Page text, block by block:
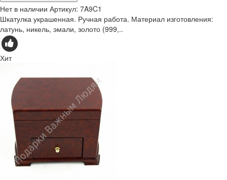
Нет в наличии Артикул: 7A9C1
Шкатулка украшенная. Ручная работа. Материал изготовления:
латунь, никель, эмали, золото (999,..
Хит